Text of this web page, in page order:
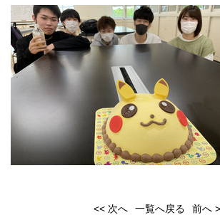
<< 次へ 一覧へ戻る 前へ